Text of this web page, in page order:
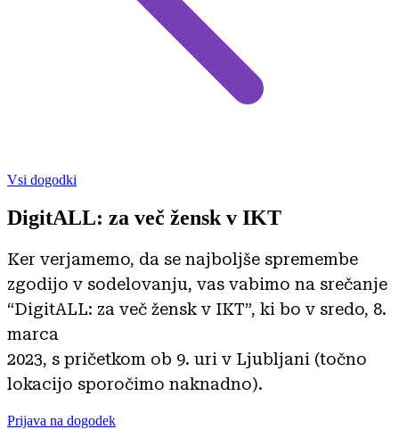
Vsi dogodki
DigitALL: za več žensk v IKT
Ker verjamemo, da se najboljše spremembe
zgodijo v sodelovanju, vas vabimo na srečanje
“DigitALL: za več žensk v IKT”, ki bo v sredo, 8.
marca
2023, s pričetkom ob 9. uri v Ljubljani (točno
lokacijo sporočimo naknadno).
Prijava na dogodek